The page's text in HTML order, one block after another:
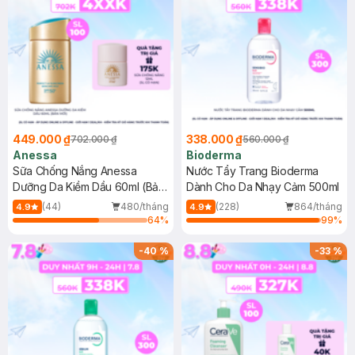
449.000 ₫702.000 ₫
Anessa
Sữa Chống Nắng Anessa
Dưỡng Da Kiềm Dầu 60ml (Bản
Mới)
4.9 (44)
480/tháng
64%
338.000 ₫560.000 ₫
Bioderma
Nước Tẩy Trang Bioderma
Dành Cho Da Nhạy Cảm 500ml
4.9 (228)
864/tháng
99%
-40% -33%